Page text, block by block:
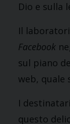
Dio e sulla
Il
Facebook
sul piano
web, quale
I
questo